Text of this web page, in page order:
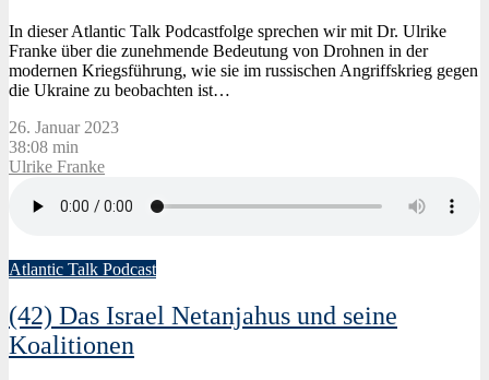
In dieser Atlantic Talk Podcastfolge sprechen wir mit Dr. Ulrike
Franke über die zunehmende Bedeutung von Drohnen in der
modernen Kriegsführung, wie sie im russischen Angriffskrieg gegen
die Ukraine zu beobachten ist…
26. Januar 2023
38:08 min
Ulrike Franke
Atlantic Talk Podcast
(42) Das Israel Netanjahus und seine
Koalitionen